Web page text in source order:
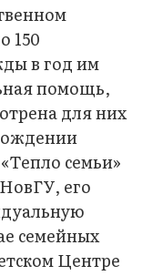
150
в год им
помощь,
для них
семьи»
его
семейных
Центре